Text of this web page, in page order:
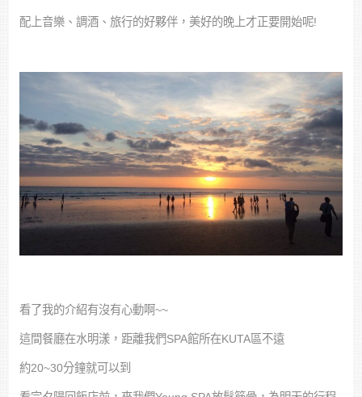
配上音樂、調酒、旅行的好夥伴，美好的晚上才正要開始呢!
看了我的介紹有沒有心動啊~~
這間餐廳在水明漾，距離我們SPA館所在KUTA區不遠
約20~30分鐘就可以到